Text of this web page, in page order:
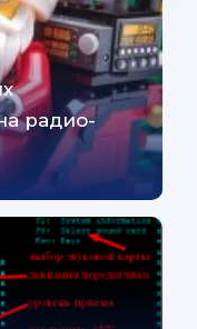
радио-